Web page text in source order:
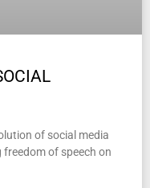
of social media
of speech on